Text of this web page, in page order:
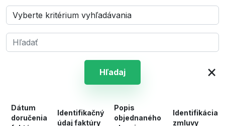
Hľadaj ×
Dátum
doručenia
Identifikačný
údaj faktúry
Popis
objednaného
Identifikácia
zmluvy